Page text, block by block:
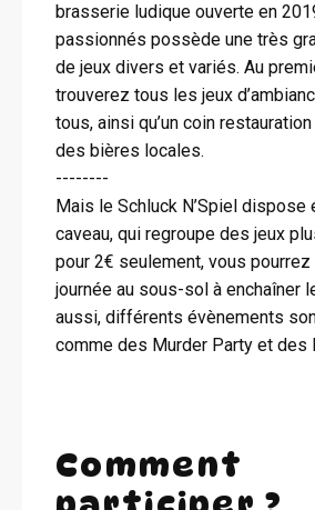
brasserie ludique ouverte en
passionnés possède une très
de jeux divers et variés. Au
trouverez tous les jeux
tous, ainsi qu’un coin
des bières locales.
--------
Mais le Schluck N’Spiel dispose
caveau, qui regroupe des jeux
pour 2€ seulement, vous
journée au sous-sol à enchaîner
aussi, différents évènements
comme des Murder Party et des
Comment